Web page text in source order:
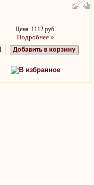
Цена: 1112 руб.
Подробнее »
Добавить в корзину
В избранное